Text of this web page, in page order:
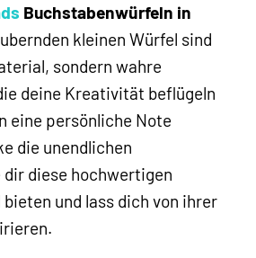
Buchstabenwürfeln in
kleinen Würfel sind
sondern wahre
deine Kreativität beflügeln
eine persönliche Note
die unendlichen
diese hochwertigen
und lass dich von ihrer